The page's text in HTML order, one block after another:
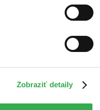
Zobraziť detaily